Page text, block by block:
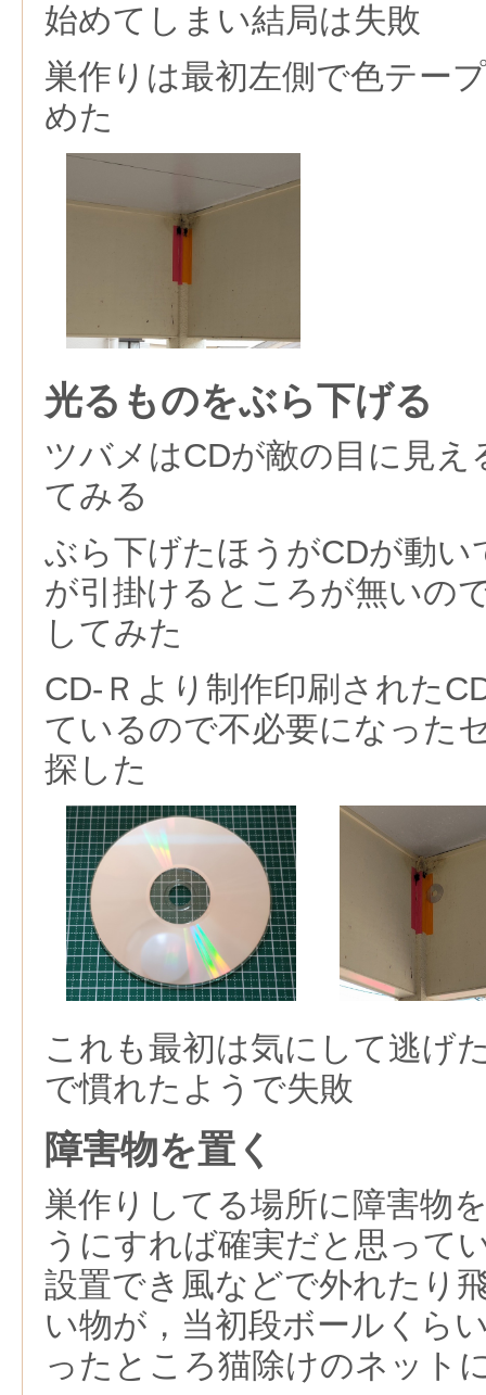
始めてしまい結局は失敗
巣作りは最初左側で色テー
めた
光るものをぶら下げる
ツバメはCDが敵の目に見
てみる
ぶら下げたほうがCDが動い
が引掛けるところが無いの
してみた
CD-Ｒより制作印刷された
ているので不必要になった
探した
これも最初は気にして逃げ
で慣れたようで失敗
障害物を置く
巣作りしてる場所に障害物
うにすれば確実だと思って
設置でき風などで外れたり
い物が，当初段ボールくら
ったところ猫除けのネット